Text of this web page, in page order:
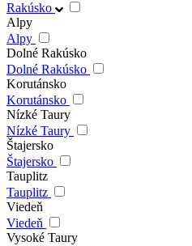
Rakúsko
Alpy
Alpy
Dolné Rakúsko
Dolné Rakúsko
Korutánsko
Korutánsko
Nízké Taury
Nízké Taury
Štajersko
Štajersko
Tauplitz
Tauplitz
Viedeň
Viedeň
Vysoké Taury